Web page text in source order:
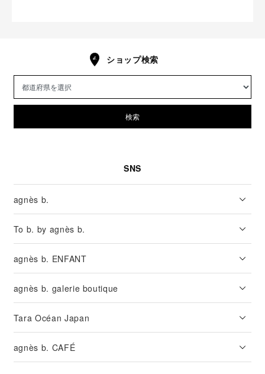
ショップ検索
検索
SNS
agnès b.
To b. by agnès b.
agnès b. ENFANT
agnès b. galerie boutique
Tara Océan Japan
agnès b. CAFÉ